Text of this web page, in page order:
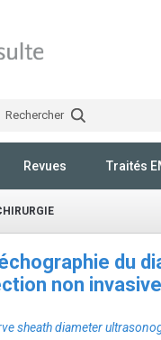
Rechercher
Revues Traités
du
non
sheath diameter